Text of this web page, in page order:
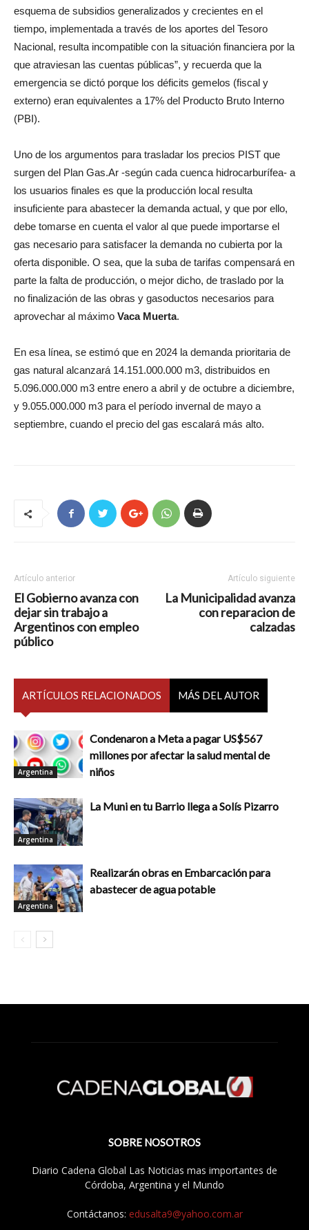
esquema de subsidios generalizados y crecientes en el
tiempo, implementada a través de los aportes del Tesoro
Nacional, resulta incompatible con la situación financiera por la
que atraviesan las cuentas públicas”, y recuerda que la
emergencia se dictó porque los déficits gemelos (fiscal y
externo) eran equivalentes a 17% del Producto Bruto Interno
(PBI).
Uno de los argumentos para trasladar los precios PIST que
surgen del Plan Gas.Ar -según cada cuenca hidrocarburífea- a
los usuarios finales es que la producción local resulta
insuficiente para abastecer la demanda actual, y que por ello,
debe tomarse en cuenta el valor al que puede importarse el
gas necesario para satisfacer la demanda no cubierta por la
oferta disponible. O sea, que la suba de tarifas compensará en
parte la falta de producción, o mejor dicho, de traslado por la
no finalización de las obras y gasoductos necesarios para
aprovechar al máximo Vaca Muerta.
En esa línea, se estimó que en 2024 la demanda prioritaria de
gas natural alcanzará 14.151.000.000 m3, distribuidos en
5.096.000.000 m3 entre enero a abril y de octubre a diciembre,
y 9.055.000.000 m3 para el período invernal de mayo a
septiembre, cuando el precio del gas escalará más alto.
Artículo anterior
El Gobierno avanza con
dejar sin trabajo a
Argentinos con empleo
público
Artículo siguiente
La Municipalidad avanza
con reparacion de
calzadas
ARTÍCULOS RELACIONADOS MÁS DEL AUTOR
Argentina
Condenaron a Meta a pagar US$567
millones por afectar la salud mental de
niños
Argentina
La Muni en tu Barrio llega a Solís Pizarro
Argentina
Realizarán obras en Embarcación para
abastecer de agua potable
SOBRE NOSOTROS
Diario Cadena Global Las Noticias mas importantes de
Córdoba, Argentina y el Mundo
Contáctanos: edusalta9@yahoo.com.ar